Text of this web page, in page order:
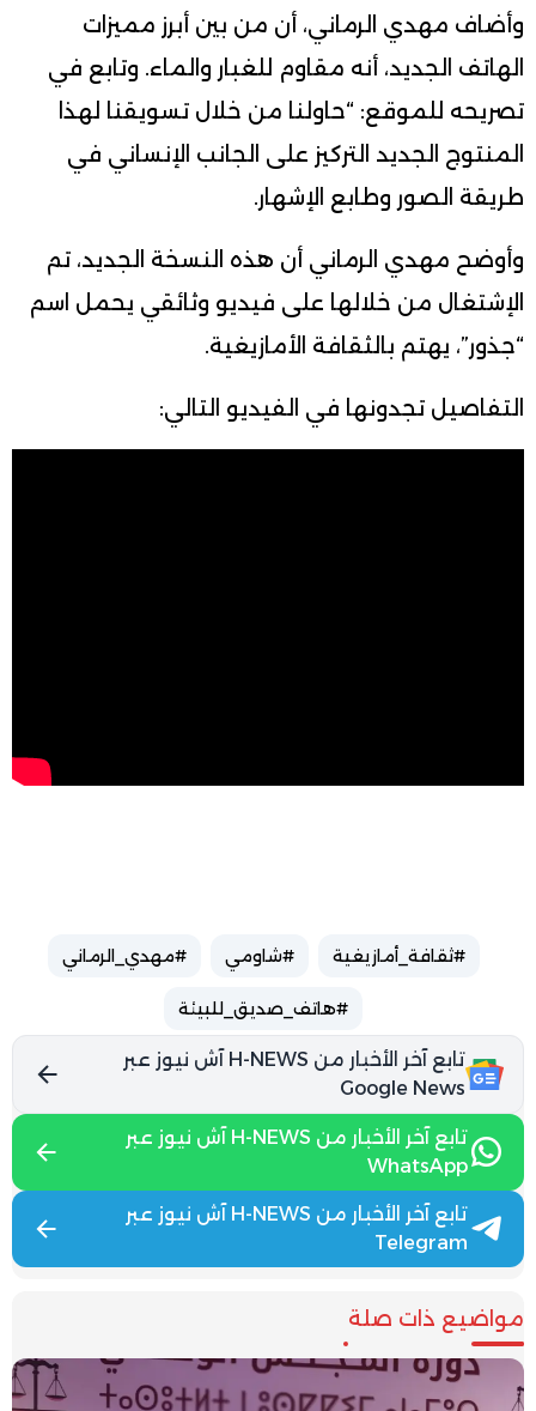
وأضاف مهدي الرماني، أن من بين أبرز مميزات
الهاتف الجديد، أنه مقاوم للغبار والماء. وتابع في
تصريحه للموقع: “حاولنا من خلال تسويقنا لهذا
المنتوج الجديد التركيز على الجانب الإنساني في
طريقة الصور وطابع الإشهار.
وأوضح مهدي الرماني أن هذه النسخة الجديد، تم
الإشتغال من خلالها على فيديو وثائقي يحمل اسم
“جذور”، يهتم بالثقافة الأمازيغية.
التفاصيل تجدونها في الفيديو التالي:
#ثقافة_أمازيغية #شاومي #مهدي_الرماني
#هاتف_صديق_للبيئة
تابع آخر الأخبار من H-NEWS آش نيوز عبر
Google News
تابع آخر الأخبار من H-NEWS آش نيوز عبر
WhatsApp
تابع آخر الأخبار من H-NEWS آش نيوز عبر
Telegram
مواضيع ذات صلة